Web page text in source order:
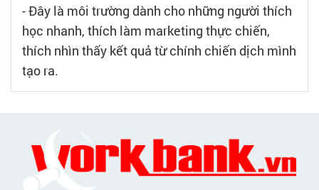
- Đây là môi trường dành cho những người thích
học nhanh, thích làm marketing thực chiến,
thích nhìn thấy kết quả từ chính chiến dịch mình
tạo ra.